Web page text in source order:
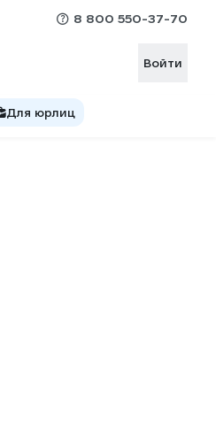
8 800 550-37-70
Войти
Для юрлиц